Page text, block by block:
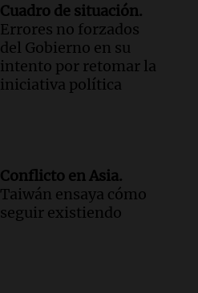
Cuadro de situación.
Errores no forzados
del Gobierno en su
intento por retomar la
iniciativa política
Conflicto en Asia.
Taiwán ensaya cómo
seguir existiendo